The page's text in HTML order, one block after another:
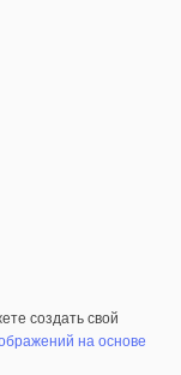
создать свой
на основе